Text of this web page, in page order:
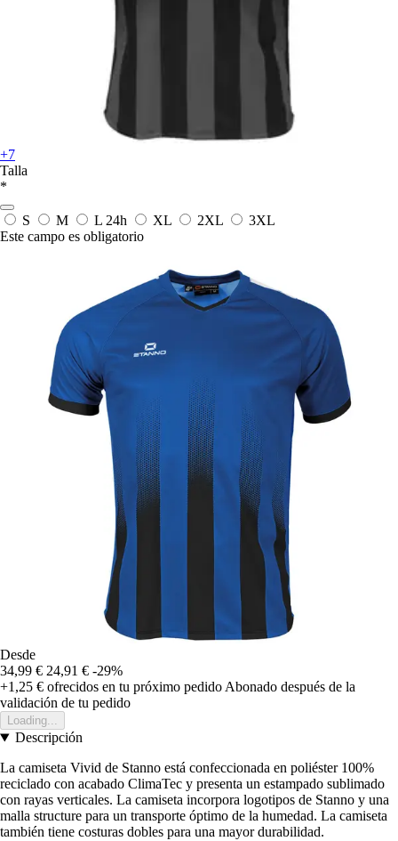
+7
Talla
*
S M L 24h XL 2XL
3XL
Este campo es obligatorio
Desde
34,99 € 24,91 € -29%
+1,25 € ofrecidos en tu próximo pedido Abonado después de la
validación de tu pedido
Loading...
Descripción
La camiseta Vivid de Stanno está confeccionada en poliéster 100%
reciclado con acabado ClimaTec y presenta un estampado sublimado
con rayas verticales. La camiseta incorpora logotipos de Stanno y una
malla structure para un transporte óptimo de la humedad. La camiseta
también tiene costuras dobles para una mayor durabilidad.